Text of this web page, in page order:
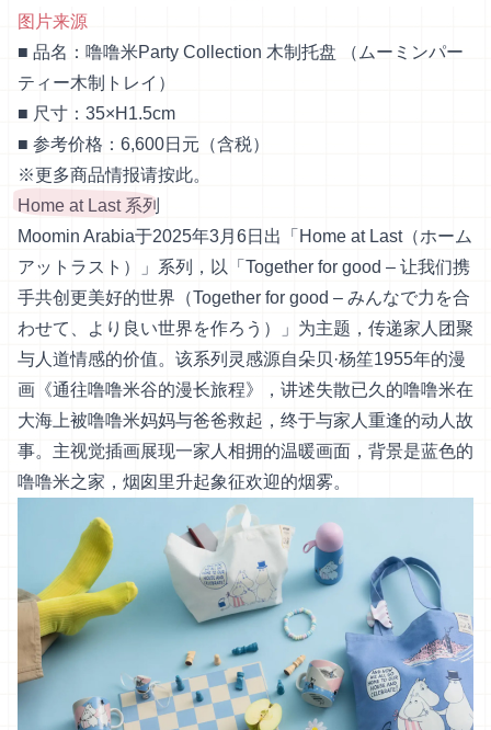
图片来源
■ 品名：噜噜米Party Collection 木制托盘 （ムーミンパー
ティー木制トレイ）
■ 尺寸：35×H1.5cm
■ 参考价格：6,600日元（含税）
※更多商品情报请按此。
Home at Last 系列
Moomin Arabia于2025年3月6日出「Home at Last（ホーム
アットラスト）」系列，以「Together for good – 让我们携
手共创更美好的世界（Together for good – みんなで力を合
わせて、より良い世界を作ろう）」为主题，传递家人团聚
与人道情感的价值。该系列灵感源自朵贝·杨笙1955年的漫
画《通往噜噜米谷的漫长旅程》，讲述失散已久的噜噜米在
大海上被噜噜米妈妈与爸爸救起，终于与家人重逢的动人故
事。主视觉插画展现一家人相拥的温暖画面，背景是蓝色的
噜噜米之家，烟囱里升起象征欢迎的烟雾。